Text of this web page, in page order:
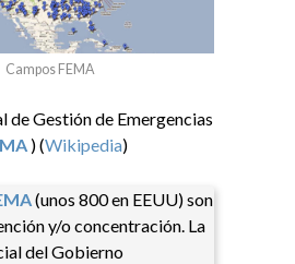
Campos FEMA
de Gestión de Emergencias
) (Wikipedia)
(unos 800 en EEUU) son
y/o concentración. La
del Gobierno